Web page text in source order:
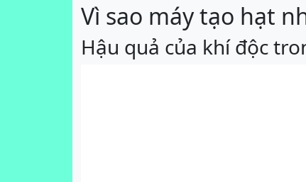
Vì sao máy tạo hạt
Hậu quả của khí độc